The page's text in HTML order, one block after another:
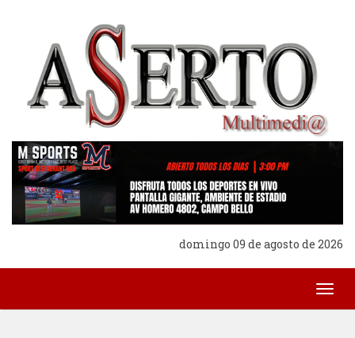
domingo 09 de agosto de 2026